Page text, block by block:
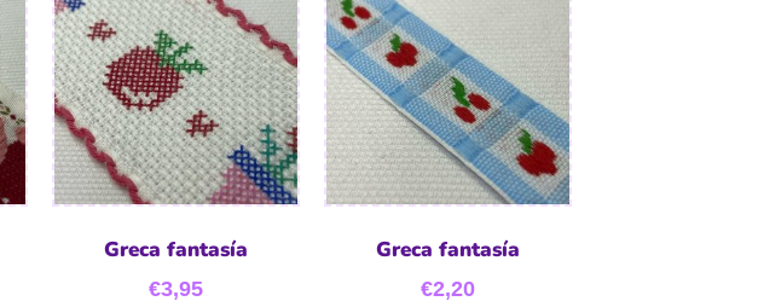
Greca fantasía
€3,95
Greca fantasía
€2,20